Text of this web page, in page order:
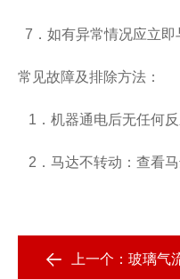
7 ．如有异常情况应立
常见故障及排除方法：
1 ．机器通电后无任何
2 ．马达不转动：查看
上一个： 玻璃气